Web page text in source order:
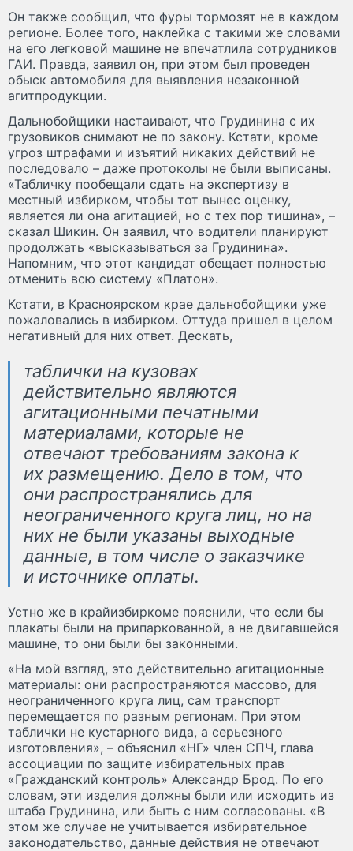
Он также сообщил, что фуры тормозят не в каждом
регионе. Более того, наклейка с такими же словами
на его легковой машине не впечатлила сотрудников
ГАИ. Правда, заявил он, при этом был проведен
обыск автомобиля для выявления незаконной
агитпродукции.
Дальнобойщики настаивают, что Грудинина с их
грузовиков снимают не по закону. Кстати, кроме
угроз штрафами и изъятий никаких действий не
последовало – даже протоколы не были выписаны.
«Табличку пообещали сдать на экспертизу в
местный избирком, чтобы тот вынес оценку,
является ли она агитацией, но с тех пор тишина», –
сказал Шикин. Он заявил, что водители планируют
продолжать «высказываться за Грудинина».
Напомним, что этот кандидат обещает полностью
отменить всю систему «Платон».
Кстати, в Красноярском крае дальнобойщики уже
пожаловались в избирком. Оттуда пришел в целом
негативный для них ответ. Дескать,
таблички на кузовах
действительно являются
агитационными печатными
материалами, которые не
отвечают требованиям закона к
их размещению. Дело в том, что
они распространялись для
неограниченного круга лиц, но на
них не были указаны выходные
данные, в том числе о заказчике
и источнике оплаты.
Устно же в крайизбиркоме пояснили, что если бы
плакаты были на припаркованной, а не двигавшейся
машине, то они были бы законными.
«На мой взгляд, это действительно агитационные
материалы: они распространяются массово, для
неограниченного круга лиц, сам транспорт
перемещается по разным регионам. При этом
таблички не кустарного вида, а серьезного
изготовления», – объяснил «НГ» член СПЧ, глава
ассоциации по защите избирательных прав
«Гражданский контроль» Александр Брод. По его
словам, эти изделия должны были или исходить из
штаба Грудинина, или быть с ним согласованы. «В
этом же случае не учитывается избирательное
законодательство, данные действия не отвечают